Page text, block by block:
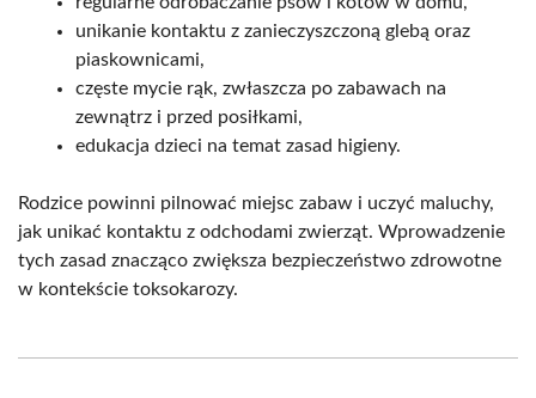
unikanie kontaktu z zanieczyszczoną glebą oraz
piaskownicami,
częste mycie rąk, zwłaszcza po zabawach na
zewnątrz i przed posiłkami,
edukacja dzieci na temat zasad higieny.
Rodzice powinni pilnować miejsc zabaw i uczyć maluchy,
jak unikać kontaktu z odchodami zwierząt. Wprowadzenie
tych zasad znacząco zwiększa bezpieczeństwo zdrowotne
w kontekście toksokarozy.